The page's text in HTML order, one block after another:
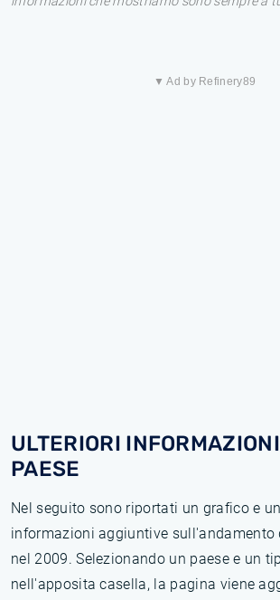
▼ Ad by Refinery89
ULTERIORI
PAESE
Nel seguito sono riportati un grafico e
informazioni aggiuntive sull'andamento
nel 2009. Selezionando un paese e un
nell'apposita casella, la pagina viene